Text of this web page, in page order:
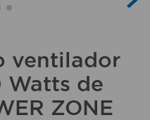
ventilador
Watts de
ZONE